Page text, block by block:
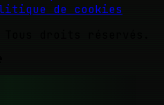
de cookies